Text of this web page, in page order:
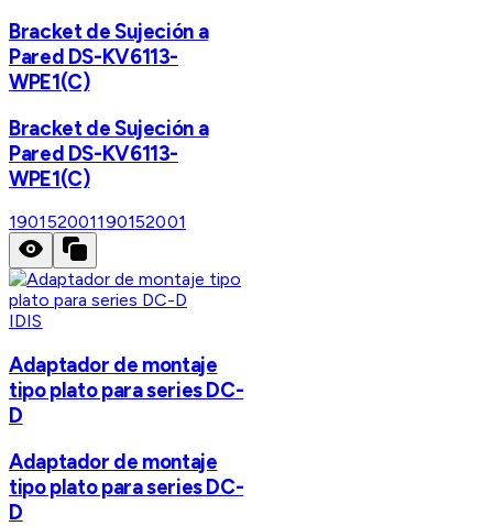
Bracket de Sujeción a
Pared DS-KV6113-
WPE1(C)
Bracket de Sujeción a
Pared DS-KV6113-
WPE1(C)
190152001190152001
IDIS
Adaptador de montaje
tipo plato para series DC-
D
Adaptador de montaje
tipo plato para series DC-
D